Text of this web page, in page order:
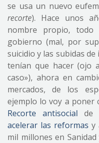
se usa un nuevo
recorte). Hace unos
nombre propio,
gobierno (mal, por
suicidio y las subidas
tenían que hacer (ojo
caso»), ahora en
mercados, de los
ejemplo lo voy a poner
Recorte antisocial de
acelerar las reformas y
mil millones en Sanidad